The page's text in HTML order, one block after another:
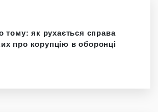
тому: як рухається справа
про корупцію в оборонці